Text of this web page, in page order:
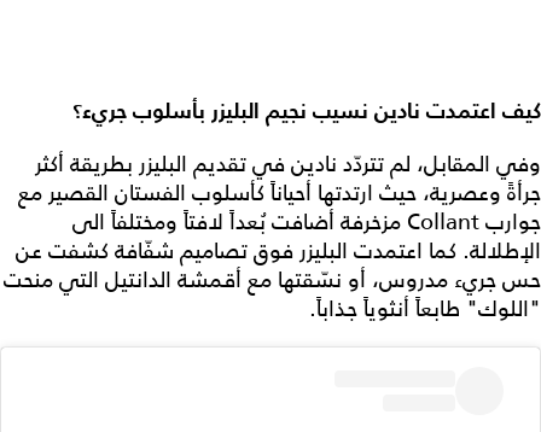
كيف اعتمدت نادين نسيب نجيم البليزر بأسلوب جريء؟
وفي المقابل، لم تتردّد نادين في تقديم البليزر بطريقة أكثر
جرأةً وعصرية، حيث ارتدتها أحياناً كأسلوب الفستان القصير مع
جوارب Collant مزخرفة أضافت بُعداً لافتاً ومختلفاً الى
الإطلالة. كما اعتمدت البليزر فوق تصاميم شفّافة كشفت عن
حس جريء مدروس، أو نسّقتها مع أقمشة الدانتيل التي منحت
"اللوك" طابعاً أنثوياً جذاباً.